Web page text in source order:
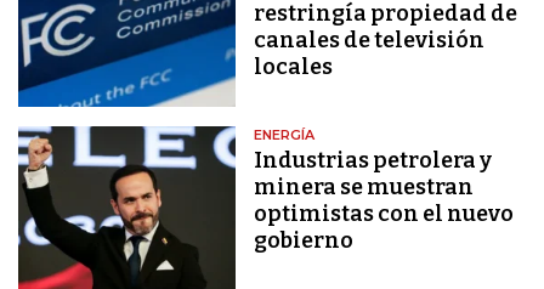
restringía propiedad de
canales de televisión
locales
ENERGÍA
Industrias petrolera y
minera se muestran
optimistas con el nuevo
gobierno